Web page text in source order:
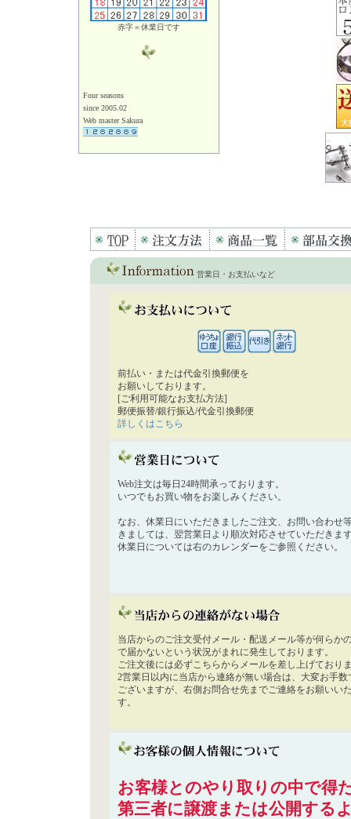
赤字＝休業日です
Four seasons
since 2005.02
Web master Sakura
営業日・お支払いなど
前払い・または代金引換郵便を
お願いしております。
[ご利用可能なお支払方法]
郵便振替/銀行振込/代金引換郵便
詳しくはこちら
Web注文は毎日24時間承っております。
いつでもお買い物をお楽しみください。
なお、休業日にいただきましたご注文、お問い合わせ
きましては、翌営業日より順次対応させていただきま
休業日については右のカレンダーをご参照ください。
当店からのご注文受付メール・配送メール等が何らか
で届かないという状況がまれに発生しております。
ご注文後には必ずこちらからメールを差し上げており
2営業日以内に当店から連絡が無い場合は、大変お手数
ございますが、右側お問合せ先までご連絡をお願いい
す。
お客様とのやり取りの中で得
第三者に譲渡または公開する